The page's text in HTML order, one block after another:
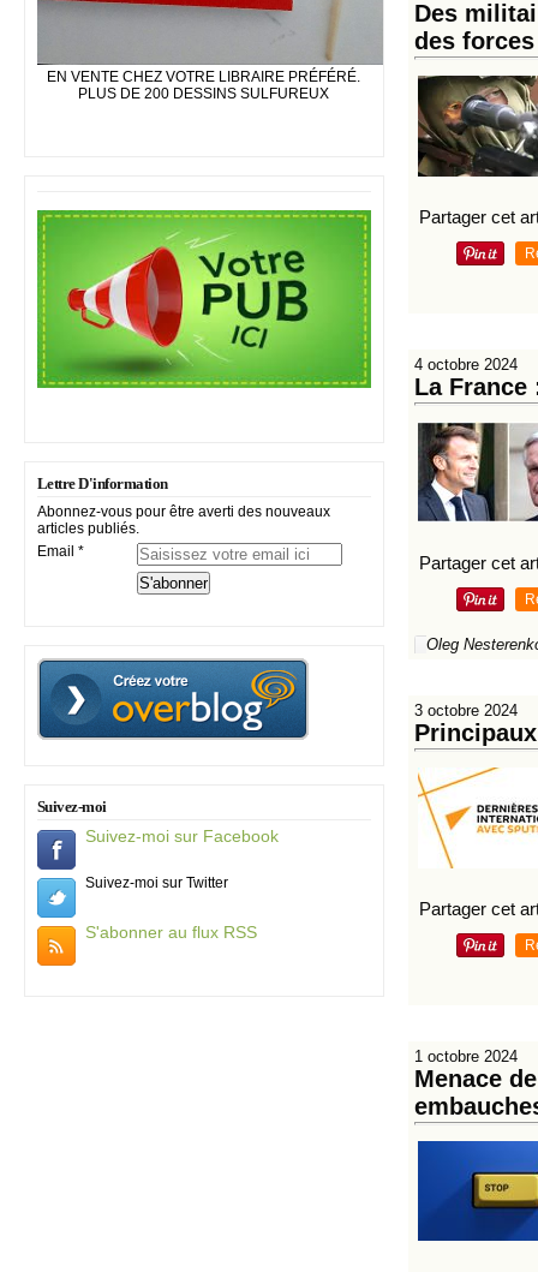
EN VENTE CHEZ VOTRE LIBRAIRE PRÉFÉRÉ.
PLUS DE 200 DESSINS SULFUREUX
Lettre D'information
Abonnez-vous pour être averti des nouveaux
articles publiés.
Email
Suivez-moi
Suivez-moi sur Facebook
Suivez-moi sur Twitter
S'abonner au flux RSS
Des
des
Partager cet
4 octobre 2024
La France
Partager cet
Oleg
3 octobre 2024
Partager cet
1 octobre 2024
Menace